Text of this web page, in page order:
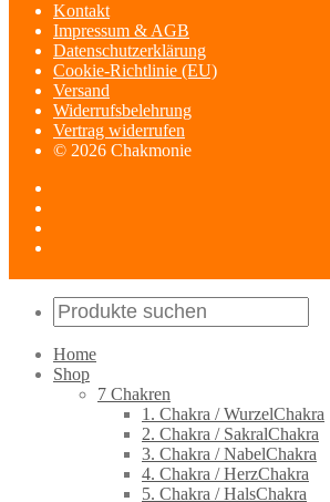
Kontakt
Impressum & AGB
Datenschutzerklärung
Cookie-Richtlinie (EU)
Versand
Widerrufsbelehrung
Vertrag widerrufen
© 2026 Chakmonie
Home
Shop
7 Chakren
1. Chakra / WurzelChakra
2. Chakra / SakralChakra
3. Chakra / NabelChakra
4. Chakra / HerzChakra
5. Chakra / HalsChakra